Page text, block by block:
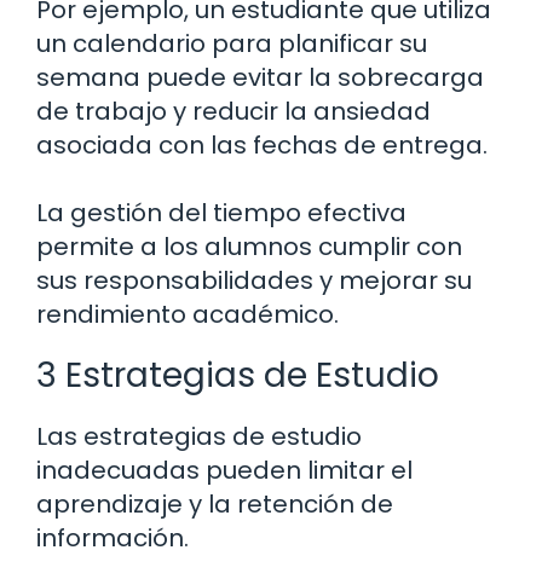
Por ejemplo, un estudiante que utiliza
un calendario para planificar su
semana puede evitar la sobrecarga
de trabajo y reducir la ansiedad
asociada con las fechas de entrega.
La gestión del tiempo efectiva
permite a los alumnos cumplir con
sus responsabilidades y mejorar su
rendimiento académico.
3 Estrategias de Estudio
Las estrategias de estudio
inadecuadas pueden limitar el
aprendizaje y la retención de
información.